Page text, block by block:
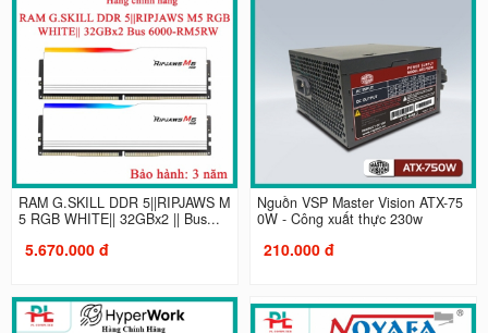
RAM G.SKILL DDR 5||RIPJAWS M
5 RGB WHITE|| 32GBx2 || Bus...
5.670.000 đ
Nguồn VSP Master Vision ATX-75
0W - Công xuất thực 230w
210.000 đ